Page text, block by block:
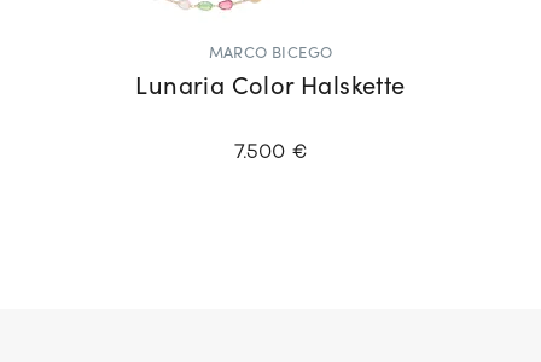
MARCO BICEGO
Lunaria Color Halskette
7.500 €